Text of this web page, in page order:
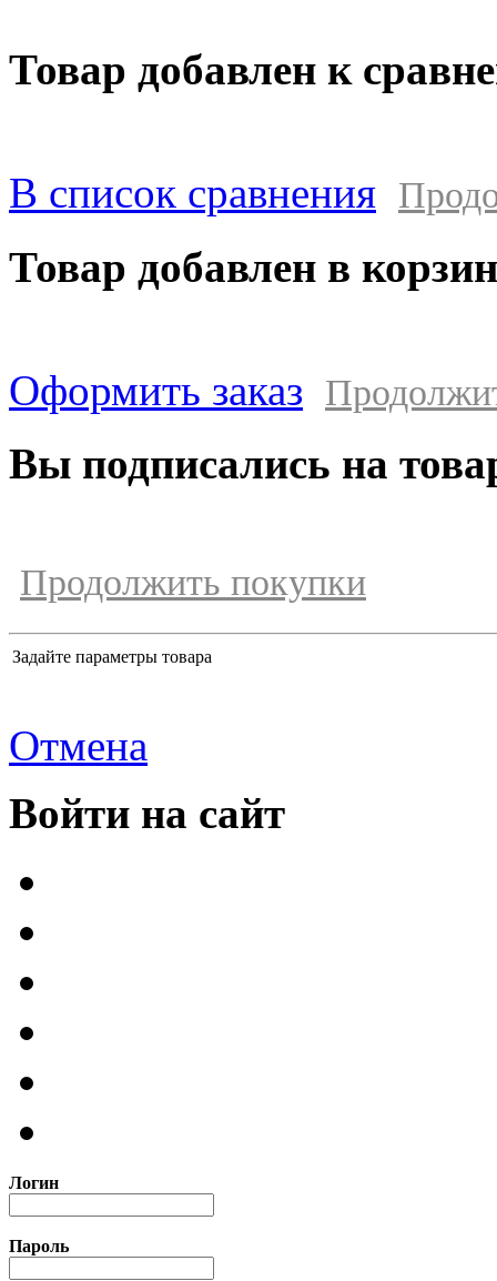
Товар добавлен к
В список сравнения
Товар добавлен в
Оформить заказ
Вы подписались на
Продолжить покупки
Задайте параметры товара
Отмена
Войти на сайт
Логин
Пароль